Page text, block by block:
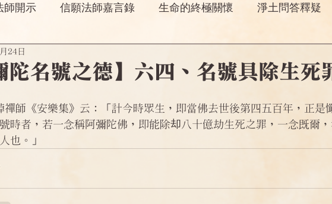
師開示 信願法師嘉言錄 生命的終極關懷 淨土問答釋疑
師勸勉助念開示
一般故事 菩薩開示 其他 念佛感應 阿彌陀佛四十八
四十八願問答 法訊活動 每天一句正能量
陀名號之德】六四、名號具除生死
24日
時者，若一念稱阿彌陀佛，即能除却八十億劫生死之罪，一念既爾
也。」